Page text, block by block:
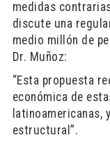
medidas
discute una
medio millón de
Dr. Muñoz:
“Esta propuesta
económica de
latinoamericanas,
estructural”.